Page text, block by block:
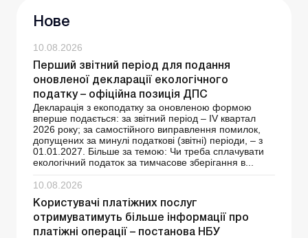
Нове
10.08.2026
Перший звітний період для подання
оновленої декларації екологічного
податку – офіційна позиція ДПС
Декларація з екоподатку за оновленою формою
вперше подається: за звітний період – ІV квартал
2026 року; за самостійного виправлення помилок,
допущених за минулі податкові (звітні) періоди, – з
01.01.2027. Більше за темою: Чи треба сплачувати
екологічний податок за тимчасове зберігання в...
10.08.2026
Користувачі платіжних послуг
отримуватимуть більше інформації про
платіжні операції – постанова НБУ